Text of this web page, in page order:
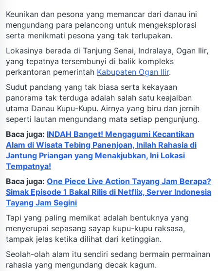
Keunikan dan pesona yang memancar dari danau ini
mengundang para pelancong untuk mengeksplorasi
serta menikmati pesona yang tak terlupakan.
Lokasinya berada di Tanjung Senai, Indralaya, Ogan Ilir,
yang tepatnya tersembunyi di balik kompleks
perkantoran pemerintah Kabupaten Ogan Ilir.
Sudut pandang yang tak biasa serta kekayaan
panorama tak terduga adalah salah satu keajaiban
utama Danau Kupu-Kupu. Airnya yang biru dan jernih
seperti lautan mengundang mata setiap pengunjung.
Baca juga: INDAH Banget! Mengagumi Kecantikan
Alam di Wisata Tebing Panenjoan, Inilah Rahasia di
Jantung Priangan yang Menakjubkan, Ini Lokasi
Tempatnya!
Baca juga: One Piece Live Action Tayang Jam Berapa?
Simak Episode 1 Bakal Rilis di Netflix, Server Indonesia
Tayang Jam Segini
Tapi yang paling memikat adalah bentuknya yang
menyerupai sepasang sayap kupu-kupu raksasa,
tampak jelas ketika dilihat dari ketinggian.
Seolah-olah alam itu sendiri sedang bermain permainan
rahasia yang mengundang decak kagum.